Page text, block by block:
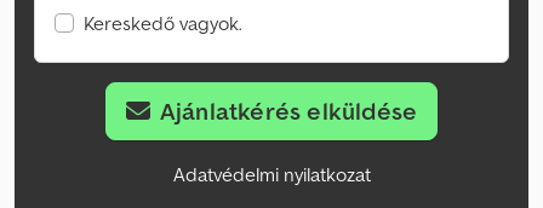
Kereskedő vagyok.
Ajánlatkérés elküldése
Adatvédelmi nyilatkozat